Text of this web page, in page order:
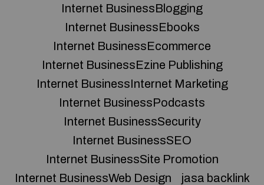
Internet BusinessBlogging
Internet BusinessEbooks
Internet BusinessEcommerce
Internet BusinessEzine Publishing
Internet BusinessInternet Marketing
Internet BusinessPodcasts
Internet BusinessSecurity
Internet BusinessSEO
Internet BusinessSite Promotion
Internet BusinessWeb Design
jasa backlink